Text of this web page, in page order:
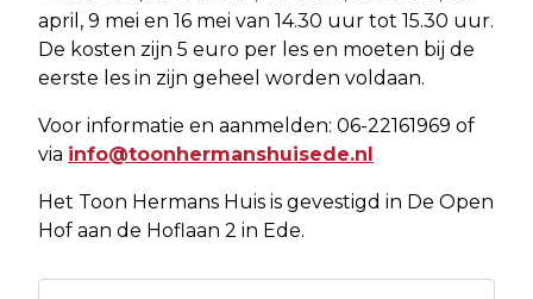
april, 9 mei en 16 mei van 14.30 uur tot 15.30 uur.
De kosten zijn 5 euro per les en moeten bij de
eerste les in zijn geheel worden voldaan.
Voor informatie en aanmelden: 06-22161969 of
via info@toonhermanshuisede.nl
Het Toon Hermans Huis is gevestigd in De Open
Hof aan de Hoflaan 2 in Ede.